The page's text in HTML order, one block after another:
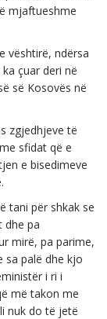
mjaftueshme
vështirë, ndërsa
çuar deri në
së Kosovës në
zgjedhjeve të
sfidat që e
e bisedimeve
tani për shkak se
dhe pa
mirë, pa parime,
sa palë dhe kjo
i ri i
më takon me
nuk do të jetë